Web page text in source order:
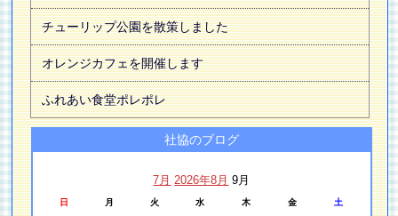
チューリップ公園を散策しました
オレンジカフェを開催します
ふれあい食堂ポレポレ
社協のブログ
7月 2026年8月 9月
日 月 火 水 木 金 土